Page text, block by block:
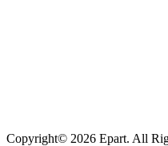
Copyright© 2026 Epart. All